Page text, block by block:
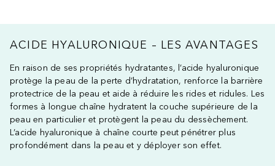
ACIDE HYALURONIQUE – LES AVANTAGES
En raison de ses propriétés hydratantes, l’acide hyaluronique
protège la peau de la perte d’hydratation, renforce la barrière
protectrice de la peau et aide à réduire les rides et ridules. Les
formes à longue chaîne hydratent la couche supérieure de la
peau en particulier et protègent la peau du dessèchement.
L’acide hyaluronique à chaîne courte peut pénétrer plus
profondément dans la peau et y déployer son effet.